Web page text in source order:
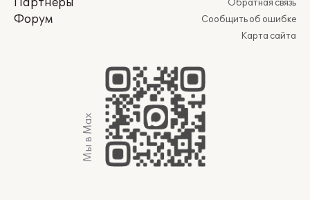
Партнеры
Форум
Обратная связь
Сообщить об ошибке
Карта сайта
Мы в Max